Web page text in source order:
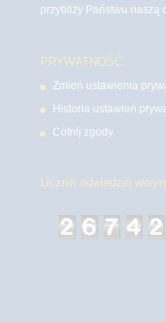
przybliży Państwu naszą
PRYWATNOŚĆ
Zmień ustawienia
Historia ustawień
Cofnij zgody
Licznik odwiedzin